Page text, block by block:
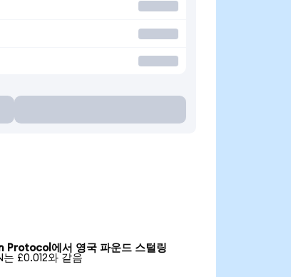
Protocol에서 영국 파운드 스털링
는 £0.012와 같음